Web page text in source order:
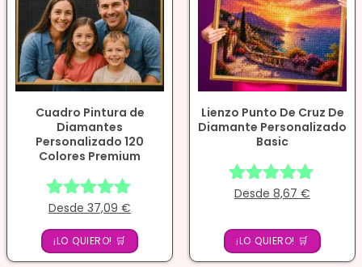
Cuadro Pintura de
Diamantes
Personalizado 120
Colores Premium
Valorado
con
4.97
de 5
Desde 37,09 €
¡LO QUIERO! 🛒
Lienzo Punto De Cruz De
Diamante Personalizado
Basic
Valorado
4.86
de 5
Desde 8,67 €
¡LO QUIERO! 🛒